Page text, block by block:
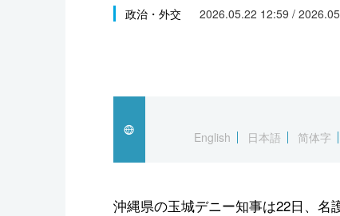
文化
スポーツ・東京2020
政治・外交 2026.05.22 12:59 /
English
日本語 简体字
沖縄県の玉城デニー知事は22日、名